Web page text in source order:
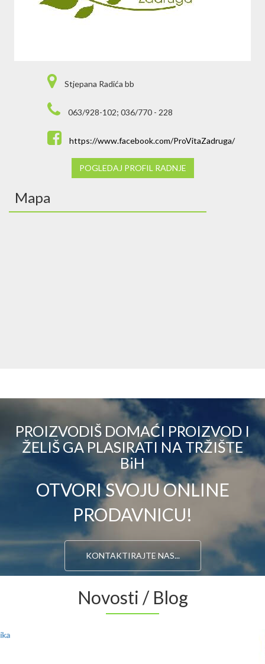
Stjepana Radića bb
063/928-102; 036/770 - 228
https://www.facebook.com/ProVitaZadruga/
POGLEDAJ PROFIL RADNJE
Mapa
PROIZVODIŠ DOMAĆI PROIZVOD I
ŽELIŠ GA PLASIRATI NA TRŽIŠTE
BiH
OTVORI SVOJU ONLINE
PRODAVNICU!
KONTAKTIRAJTE NAS...
Novosti / Blog